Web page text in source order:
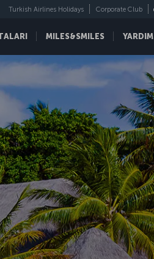
MILES&SMILES YARDIM
Turkish Airlines Holidays Corporate Club